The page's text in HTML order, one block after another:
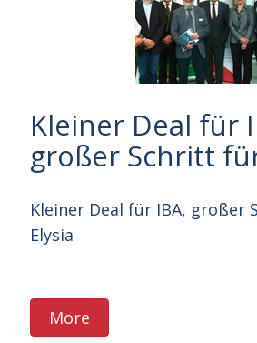
Kleiner Deal für
großer Schritt
Kleiner Deal für IBA, großer
Elysia
More